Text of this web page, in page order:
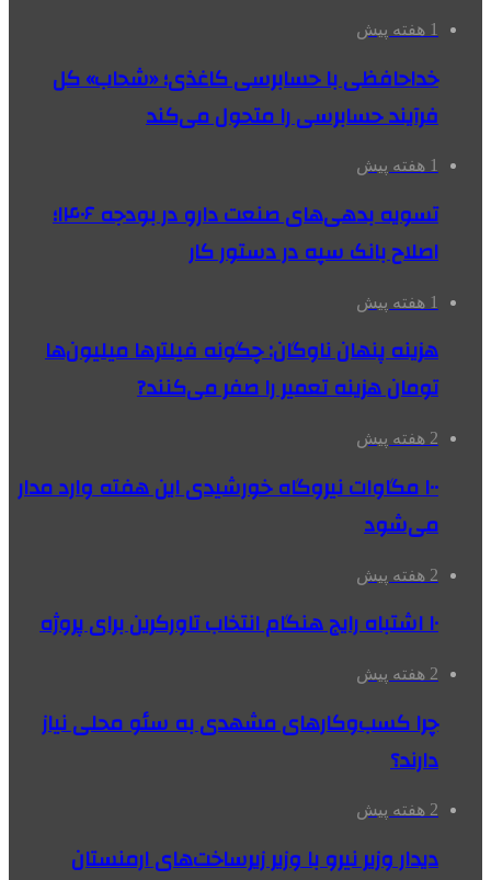
1 هفته پیش
خداحافظی با حسابرسی کاغذی؛ «شحاب» کل
فرآیند حسابرسی را متحول می‌کند
1 هفته پیش
تسویه بدهی‌های صنعت دارو در بودجه ۱۴۰۶؛
اصلاح بانک سپه در دستور کار
1 هفته پیش
هزینه پنهان ناوگان: چگونه فیلترها میلیون‌ها
تومان هزینه تعمیر را صفر می‌کنند?
2 هفته پیش
۱۰۰ مگاوات نیروگاه‌ خورشیدی این هفته وارد مدار
می‌شود
2 هفته پیش
۱۰ اشتباه رایج هنگام انتخاب تاورکرین برای پروژه
2 هفته پیش
چرا کسب‌وکارهای مشهدی به سئو محلی نیاز
دارند؟
2 هفته پیش
دیدار وزیر نیرو با وزیر زیرساخت‌های ارمنستان